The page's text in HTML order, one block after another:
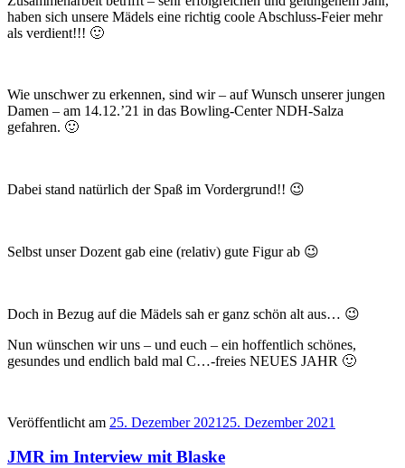
haben sich unsere Mädels eine richtig coole Abschluss-Feier mehr
als verdient!!! 🙂
Wie unschwer zu erkennen, sind wir – auf Wunsch unserer jungen
Damen – am 14.12.’21 in das Bowling-Center NDH-Salza
gefahren. 🙂
Dabei stand natürlich der Spaß im Vordergrund!! 😉
Selbst unser Dozent gab eine (relativ) gute Figur ab 😉
Doch in Bezug auf die Mädels sah er ganz schön alt aus… 😉
Nun wünschen wir uns – und euch – ein hoffentlich schönes,
gesundes und endlich bald mal C…-freies NEUES JAHR 🙂
Veröffentlicht am 25. Dezember 2021 25. Dezember 2021
JMR im Interview mit Blaske